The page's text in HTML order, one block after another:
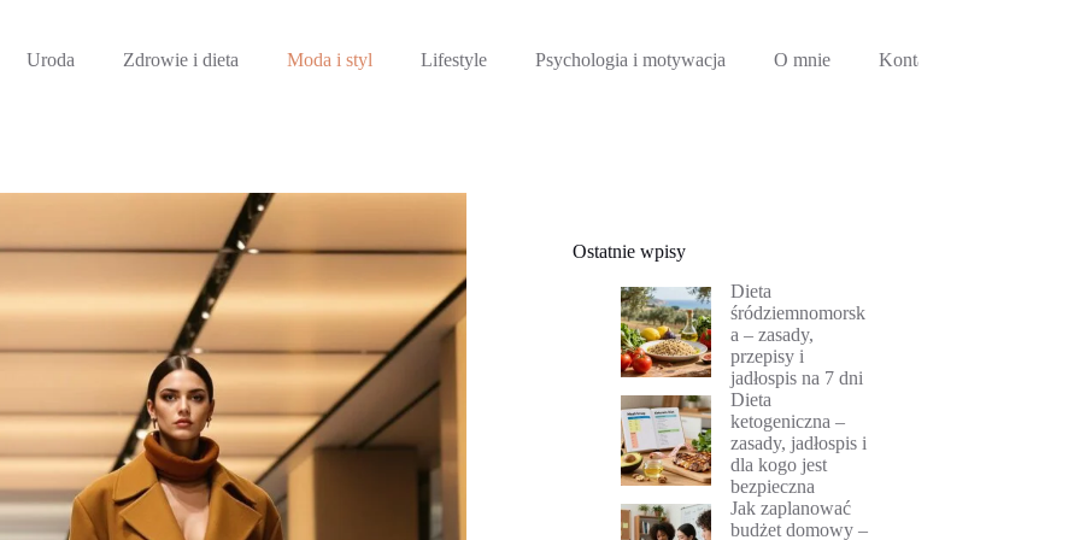
Uroda Zdrowie i dieta Moda i styl Lifestyle Psychologia i motywacja O mnie Kontakt
Ostatnie wpisy
Dieta
śródziemnomorsk
a – zasady,
przepisy i
jadłospis na 7 dni
Dieta
ketogeniczna –
zasady, jadłospis i
dla kogo jest
bezpieczna
Jak zaplanować
budżet domowy –